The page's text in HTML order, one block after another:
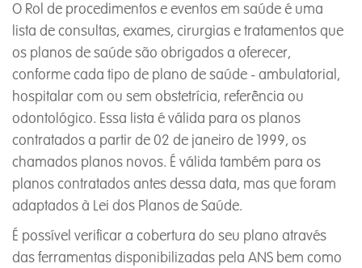
O Rol de procedimentos e eventos em saúde é uma
lista de consultas, exames, cirurgias e tratamentos que
os planos de saúde são obrigados a oferecer,
conforme cada tipo de plano de saúde - ambulatorial,
hospitalar com ou sem obstetrícia, referência ou
odontológico. Essa lista é válida para os planos
contratados a partir de 02 de janeiro de 1999, os
chamados planos novos. É válida também para os
planos contratados antes dessa data, mas que foram
adaptados à Lei dos Planos de Saúde.
É possível verificar a cobertura do seu plano através
das ferramentas disponibilizadas pela ANS bem como